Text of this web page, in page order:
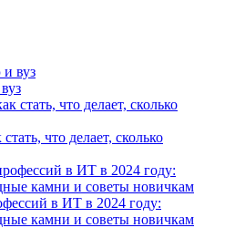
что делает, сколько
в ИТ в 2024 году:
камни и советы новичкам